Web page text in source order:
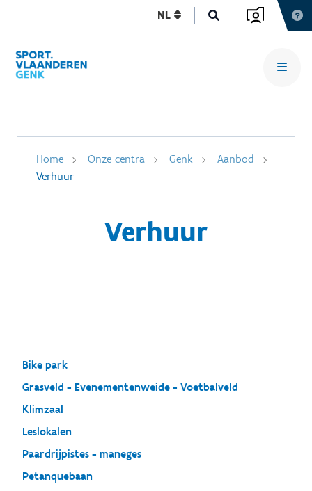
NL
Home Onze centra Genk
Aanbod
Verhuur
Verhuur
Bike park
Grasveld - Evenementenweide - Voetbalveld
Klimzaal
Leslokalen
Paardrijpistes - maneges
Petanquebaan